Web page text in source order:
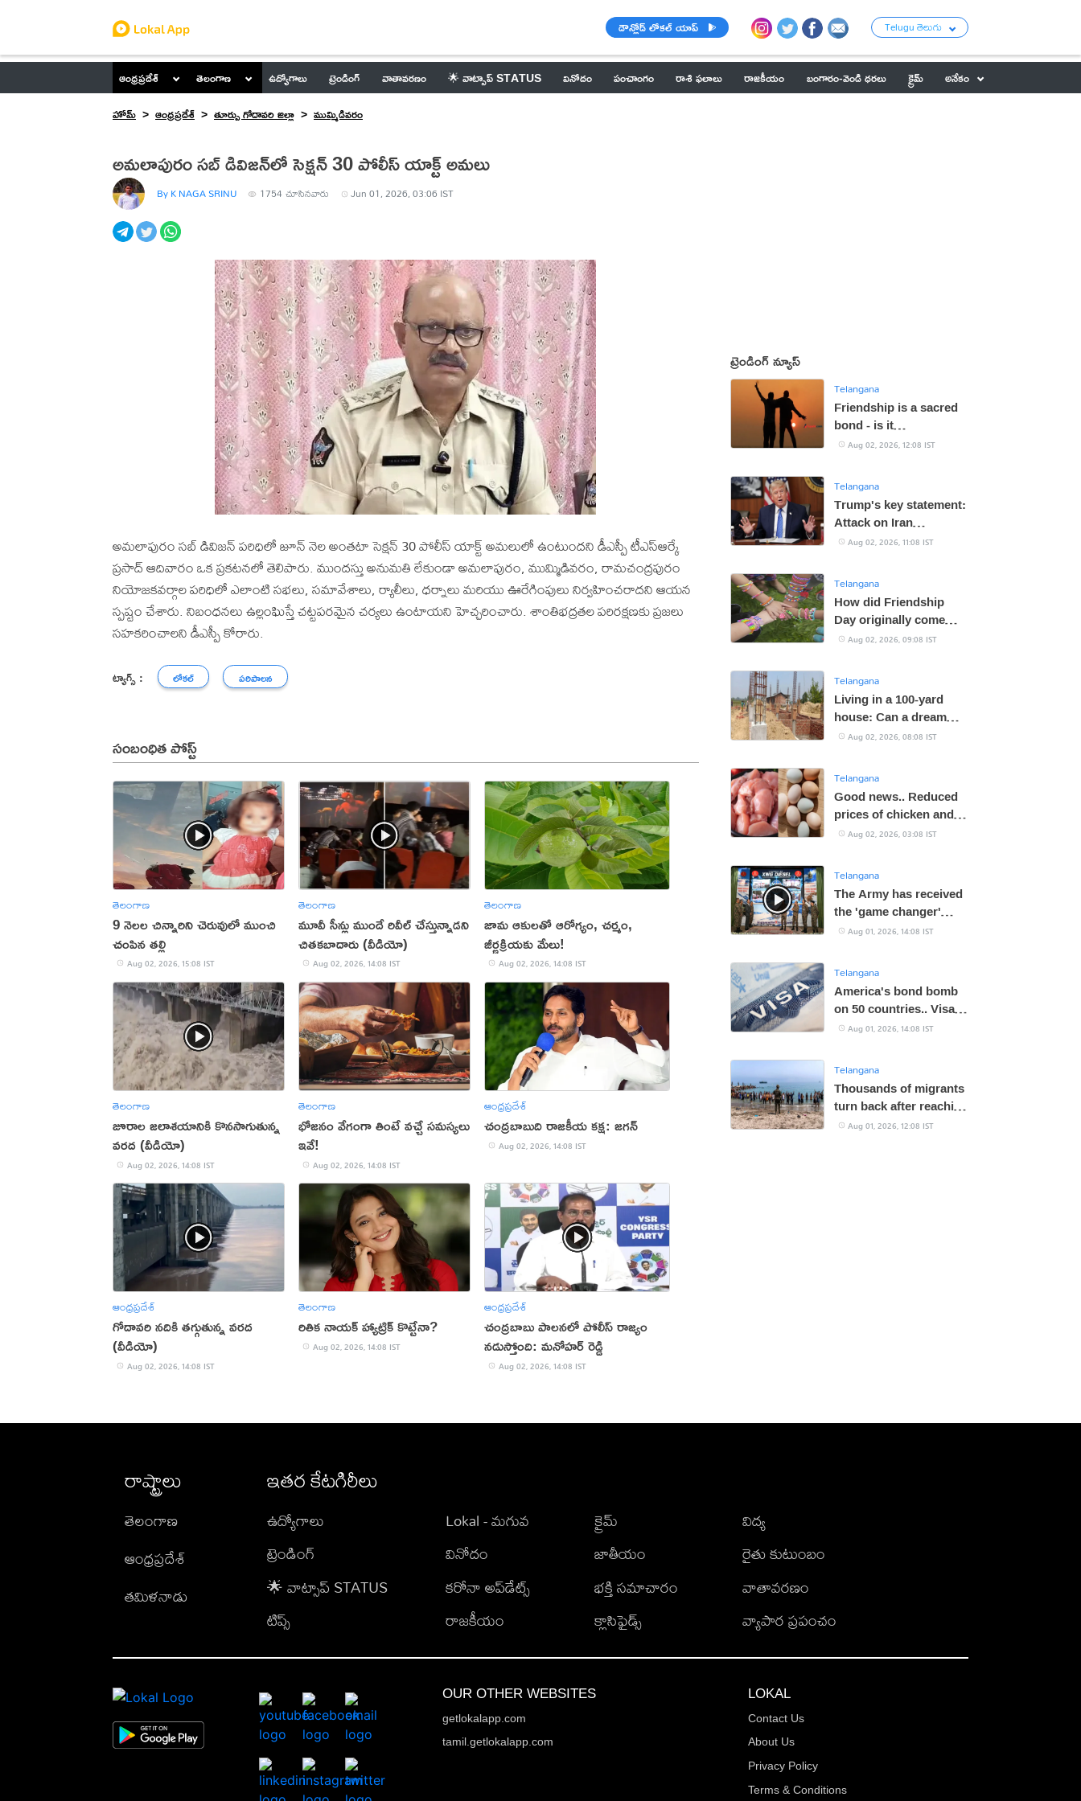
డౌన్లోడ్ లోకల్ యాప్ Telugu తెలుగు
ఆంధ్రప్రదేశ్ తెలంగాణ ఉద్యోగాలు ట్రెండింగ్ వాతావరణం 🌟 వాట్సాప్ STATUS వినోదం పంచాంగం రాశి ఫలాలు రాజకీయం బంగారం-వెండి ధరలు క్రైమ్
అనేకం
హోమ్
ఆంధ్రప్రదేశ్ తూర్పు గోదావరి జిల్లా ముమ్మిడివరం
అమలాపురం సబ్ డివిజన్‌లో సెక్షన్ 30 పోలీస్ యాక్ట్ అమలు
By K NAGA SRINU 1754చూసినవారు Jun 01, 2026, 03:06 IST
అమలాపురం సబ్ డివిజన్ పరిధిలో జూన్ నెల అంతటా సెక్షన్ 30 పోలీస్ యాక్ట్ అమలులో ఉంటుందని డీఎస్పీ టీఎస్ఆర్కే
ప్రసాద్ ఆదివారం ఒక ప్రకటనలో తెలిపారు. ముందస్తు అనుమతి లేకుండా అమలాపురం, ముమ్మిడివరం, రామచంద్రపురం
నియోజకవర్గాల పరిధిలో ఎలాంటి సభలు, సమావేశాలు, ర్యాలీలు, ధర్నాలు మరియు ఊరేగింపులు నిర్వహించరాదని ఆయన
స్పష్టం చేశారు. నిబంధనలు ఉల్లంఘిస్తే చట్టపరమైన చర్యలు ఉంటాయని హెచ్చరించారు. శాంతిభద్రతల పరిరక్షణకు ప్రజలు
సహకరించాలని డీఎస్పీ కోరారు.
ట్యాగ్స్ : లోకల్ పరిపాలన
సంబంధిత పోస్ట్
తెలంగాణ
9 నెలల చిన్నారిని చెరువులో ముంచి
చంపిన తల్లి
Aug 02, 2026, 15:08 IST
తెలంగాణ
మూవీ సీన్లు ముందే రివీల్ చేస్తున్నాడని
చితకబాదారు (వీడియో)
Aug 02, 2026, 14:08 IST
తెలంగాణ
జామ ఆకులతో ఆరోగ్యం, చర్మం,
జీర్ణక్రియకు మేలు!
Aug 02, 2026, 14:08 IST
తెలంగాణ
జూరాల జలాశయానికి కొనసాగుతున్న
వరద (వీడియో)
Aug 02, 2026, 14:08 IST
తెలంగాణ
భోజనం వేగంగా తింటే వచ్చే సమస్యలు
ఇవే!
Aug 02, 2026, 14:08 IST
ఆంధ్రప్రదేశ్
చంద్రబాబుది రాజకీయ కక్ష: జగన్
Aug 02, 2026, 14:08 IST
ఆంధ్రప్రదేశ్
గోదావరి నదికి తగ్గుతున్న వరద
(వీడియో)
Aug 02, 2026, 14:08 IST
తెలంగాణ
రితిక నాయక్ హ్యాట్రిక్ కొట్టేనా?
Aug 02, 2026, 14:08 IST
ఆంధ్రప్రదేశ్
చంద్రబాబు పాలనలో పోలీస్ రాజ్యం
నడుస్తోంది: మనోహర్ రెడ్డి
Aug 02, 2026, 14:08 IST
ట్రెండింగ్ న్యూస్
Telangana
Friendship is a sacred
bond - is it
disappearing in today's
Aug 02, 2026, 12:08 IST
Telangana
Trump's key statement:
Attack on Iran
postponed
Aug 02, 2026, 11:08 IST
Telangana
How did Friendship
Day originally come
about?
Aug 02, 2026, 09:08 IST
Telangana
Living in a 100-yard
house: Can a dream
come true with Rs. 11
Aug 02, 2026, 08:08 IST
Telangana
Good news.. Reduced
prices of chicken and
eggsAug 02, 2026, 03:08 IST
Telangana
The Army has received
the 'game changer'
XWG diesel
Aug 01, 2026, 14:08 IST
Telangana
America's bond bomb
on 50 countries.. Visa
only after paying Rs. 19
Aug 01, 2026, 14:08 IST
Telangana
Thousands of migrants
turn back after reaching
Spain, still hungry
Aug 01, 2026, 12:08 IST
రాష్ట్రాలు
తెలంగాణ
ఆంధ్రప్రదేశ్
తమిళనాడు
ఇతర కేటగిరీలు
ఉద్యోగాలు
ట్రెండింగ్
🌟 వాట్సాప్ STATUS
టిప్స్
Lokal - మగువ
వినోదం
కరోనా అప్‌డేట్స్
రాజకీయం
క్రైమ్
జాతీయం
భక్తి సమాచారం
క్లాసిఫైడ్స్
విద్య
రైతు కుటుంబం
వాతావరణం
వ్యాపార ప్రపంచం
OUR OTHER WEBSITES
getlokalapp.com
tamil.getlokalapp.com
LOKAL
Contact Us
About Us
Privacy Policy
Terms & Conditions